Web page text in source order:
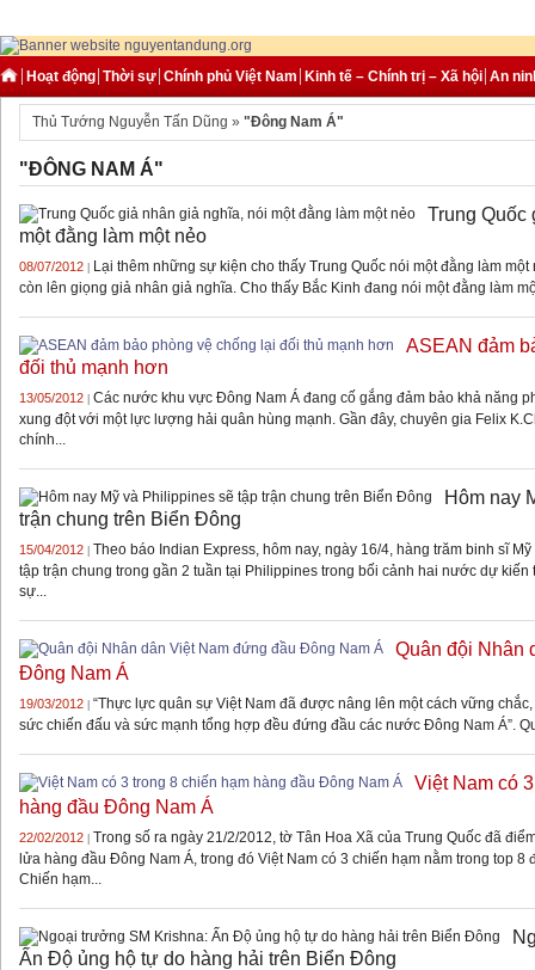
Thủ
Hoạt động Thời sự Chính phủ Việt Nam Kinh tế – Chính trị – Xã hội An
Thủ Tướng Nguyễn Tấn Dũng » "Đông Nam Á"
"ĐÔNG NAM Á"
Trung Quốc
một đằng làm một nẻo
08/07/2012
Lại thêm những sự kiện cho thấy Trung Quốc nói một đằng làm
còn lên giọng giả nhân giả nghĩa. Cho thấy Bắc Kinh đang nói một đằng làm
ASEAN đảm
đối thủ mạnh hơn
13/05/2012
Các nước khu vực Đông Nam Á đang cố gắng đảm bảo khả năng
xung đột với một lực lượng hải quân hùng mạnh. Gần đây, chuyên gia Felix
chính...
Hôm nay
trận chung trên Biển Đông
15/04/2012
Theo báo Indian Express, hôm nay, ngày 16/4, hàng trăm binh sĩ
tập trận chung trong gần 2 tuần tại Philippines trong bối cảnh hai nước dự
sự...
Quân đội Nhân
Đông Nam Á
19/03/2012
“Thực lực quân sự Việt Nam đã được nâng lên một cách vững
sức chiến đấu và sức mạnh tổng hợp đều đứng đầu các nước Đông Nam Á”.
Việt Nam có
hàng đầu Đông Nam Á
22/02/2012
Trong số ra ngày 21/2/2012, tờ Tân Hoa Xã của Trung Quốc đã
lửa hàng đầu Đông Nam Á, trong đó Việt Nam có 3 chiến hạm nằm trong top 8
Chiến hạm...
Ấn Độ ủng hộ tự do hàng hải trên Biển Đông